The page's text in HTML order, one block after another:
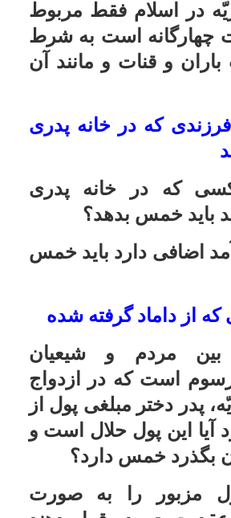
1ـ چه کار کنم؟ تکلیف غذا خوردن در
آن جا چیست؟
2ـ مبلغى که تاکنون کمک کرده اند، مرا
به ایشان زیاد وابسته کرده است. به
3ـ عدم رعایت فروع دین، عدم اعتقاد
دوستى با ایشان من را نسبت به دین و
حلال و حرام و واجبات بى تفاوت مى
کند. چگونه مى توان این مطلب را به
ایشان متذکّر شد به طورى که ناراحت
نشود، و از طرف من نیز اتمام حجّت
شده باشد. با توجّه به این که ایشان
بسیار عاطفى هستند، و به کوچکترین
پاسخ:1:شما مى توانید از مال ایشان
2: وابستگى به پدر چیز مهمّى نیست.
سعى کنید با اخلاق خوش و منطق
مؤدّبانه، پدر را به راه راست بیاورید.
3: سعى کنید با تواضع و بردبارى و زبان
خوش، تدریجاً در ایشان نفود کنید، و
هرگز مأیوس نشوید. و تذکّرات در
صورت خیراندیشى باشد، نه به صورت
انتقاد و خشونت و بدانید سهل انگارى